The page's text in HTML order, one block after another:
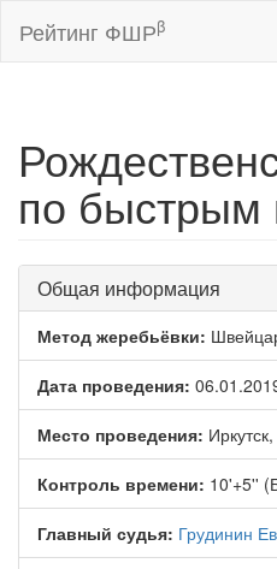
Рейтинг ФШРβ
по
Общая информация
Метод жеребьёвки:
Дата проведения:
Место проведения:
Контроль времени: 10'+5''
Главный судья: Грудинин